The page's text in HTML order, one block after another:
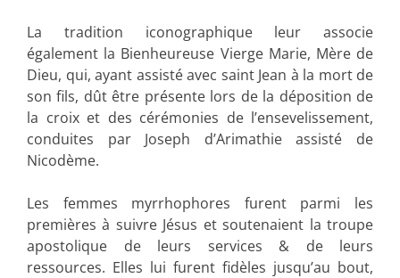
La tradition iconographique leur associe
également la Bienheureuse Vierge Marie, Mère de
Dieu, qui, ayant assisté avec saint Jean à la mort de
son fils, dût être présente lors de la déposition de
la croix et des cérémonies de l’ensevelissement,
conduites par Joseph d’Arimathie assisté de
Nicodème.
Les femmes myrrhophores furent parmi les
premières à suivre Jésus et soutenaient la troupe
apostolique de leurs services & de leurs
ressources. Elles lui furent fidèles jusqu’au bout,